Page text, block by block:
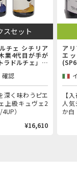
スセット
チェ シチリア
業4代目が手が
ラドルチェ」上
確認
深く味わうピエ
上級キュヴェ2
）
¥16,610
ア
エ
【
人気
か白